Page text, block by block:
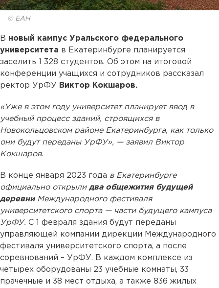
© ЕАН
В новый кампус Уральского федерального
университета в Екатеринбурге планируется
заселить 1 328 студентов. Об этом на итоговой
конференции учащихся и сотрудников рассказал
ректор УрФУ
Виктор Кокшаров.
«Уже в этом году университет планирует ввод в
учебный процесс зданий, строящихся в
Новокольцовском районе Екатеринбурга, как только
они будут переданы УрФУ», — заявил Виктор
Кокшаров.
В конце января 2023 года в Екатеринбурге
официально открыли два общежития будущей
деревниМеждународного фестиваля
университетского спорта — части будущего кампуса
УрФУ. С 1 февраля здания будут переданы
управляющей компании дирекции Международного
фестиваля университетского спорта, а после
соревнований – УрФУ. В каждом комплексе из
четырех оборудованы 23 учебные комнаты, 33
прачечные и 38 мест отдыха, а также 836 жилых